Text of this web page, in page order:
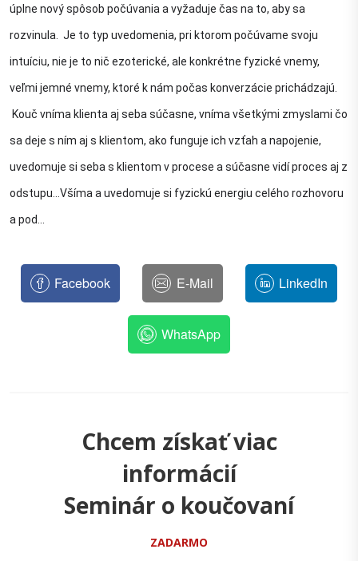
úplne nový spôsob počúvania a vyžaduje čas na to, aby sa
rozvinula.  Je to typ uvedomenia, pri ktorom počúvame svoju
intuíciu, nie je to nič ezoterické, ale konkrétne fyzické vnemy,
veľmi jemné vnemy, ktoré k nám počas konverzácie prichádzajú.
Kouč vníma klienta aj seba súčasne, vníma všetkými zmyslami čo
sa deje s ním aj s klientom, ako funguje ich vzťah a napojenie,
uvedomuje si seba s klientom v procese a súčasne vidí proces aj z
odstupu...Všíma a uvedomuje si fyzickú energiu celého rozhovoru
a pod...
Facebook E-Mail LinkedIn
WhatsApp
Chcem získať viac
informácií
Seminár o koučovaní
ZADARMO